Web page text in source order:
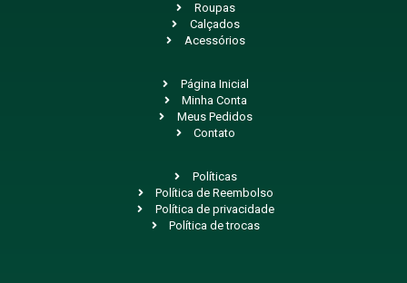
Roupas
Calçados
Acessórios
Página Inicial
Minha Conta
Meus Pedidos
Contato
Políticas
Política de Reembolso
Política de privacidade
Política de trocas